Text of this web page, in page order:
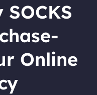
Online